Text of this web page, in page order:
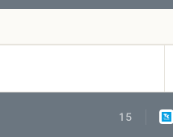
15